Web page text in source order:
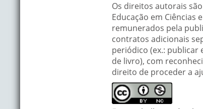
Os direitos autorais
Educação em Ciências
remunerados pela
contratos adicionais
periódico (ex.:
de livro), com
direito de proceder a